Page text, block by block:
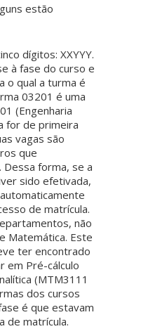
estão
dígitos: XXYYY.
à fase do curso e
o qual a turma é
03201 é uma
(Engenharia
for de primeira
vagas são
que
Dessa forma, se a
sido efetivada,
de matrícula.
não
Matemática. Este
ter encontrado
em Pré-cálculo
(MTM3111
dos cursos
é que estavam
de matrícula.